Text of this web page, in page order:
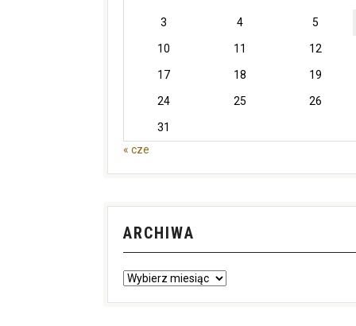
3 4 5
10 11 12
17 18 19
24 25 26
31
« cze
ARCHIWA